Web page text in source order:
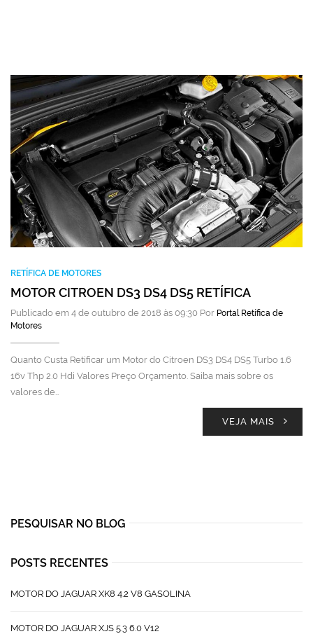
RETÍFICA DE MOTORES
MOTOR CITROEN DS3 DS4 DS5 RETÍFICA
Publicado em 4 de outubro de 2018 às 09:30 Por Portal Retífica de
Motores
Quanto Custa Retificar um Motor do Citroen DS3 DS4 DS5 Turbo 1.6
16v Thp 2.0 Hdi Valores Preço Orçamento. Saiba mais sobre os
valores de…
VEJA MAIS
PESQUISAR NO BLOG
POSTS RECENTES
MOTOR DO JAGUAR XK8 4.2 V8 GASOLINA
MOTOR DO JAGUAR XJS 5.3 6.0 V12